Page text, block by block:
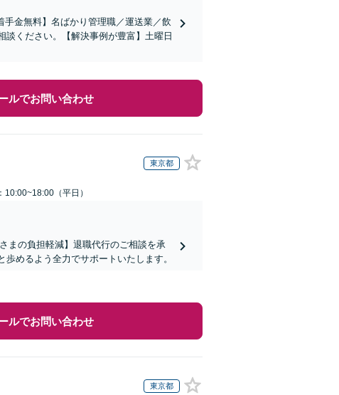
手金無料】名ばかり管理職／運送業／飲
ください。【解決事例が豊富】土曜日
ルでお問い合わせ
東京都
10:00~18:00（平日）
まの負担軽減】退職代行のご相談を承
めるよう全力でサポートいたします。
ルでお問い合わせ
東京都